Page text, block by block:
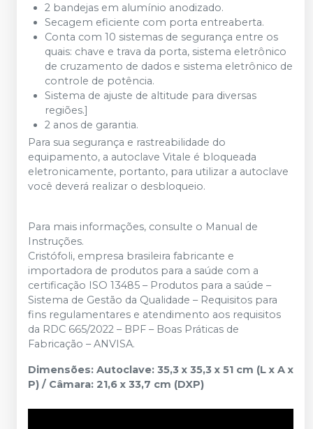
2 bandejas em alumínio anodizado.
Secagem eficiente com porta entreaberta.
Conta com 10 sistemas de segurança entre os
quais: chave e trava da porta, sistema eletrônico
de cruzamento de dados e sistema eletrônico de
controle de potência.
Sistema de ajuste de altitude para diversas
regiões.]
2 anos de garantia.
Para sua segurança e rastreabilidade do
equipamento, a autoclave Vitale é bloqueada
eletronicamente, portanto, para utilizar a autoclave
você deverá realizar o desbloqueio.
Para mais informações, consulte o Manual de
Instruções.
Cristófoli, empresa brasileira fabricante e
importadora de produtos para a saúde com a
certificação ISO 13485 – Produtos para a saúde –
Sistema de Gestão da Qualidade – Requisitos para
fins regulamentares e atendimento aos requisitos
da RDC 665/2022 – BPF – Boas Práticas de
Fabricação – ANVISA.
Dimensões: Autoclave: 35,3 x 35,3 x 51 cm (L x A x
P) / Câmara: 21,6 x 33,7 cm (DXP)